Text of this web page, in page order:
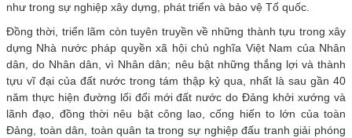
như trong sự nghiệp xây dựng, phát triển và bảo vệ Tổ quốc.
Đồng thời, triển lãm còn tuyên truyền về những thành tựu trong xây
dựng Nhà nước pháp quyền xã hội chủ nghĩa Việt Nam của Nhân
dân, do Nhân dân, vì Nhân dân; nêu bật những thắng lợi và thành
tựu vĩ đại của đất nước trong tám thập kỷ qua, nhất là sau gần 40
năm thực hiện đường lối đổi mới đất nước do Đảng khởi xướng và
lãnh đạo, đồng thời nêu bật công lao, cống hiến to lớn của toàn
Đảng, toàn dân, toàn quân ta trong sự nghiệp đấu tranh giải phóng